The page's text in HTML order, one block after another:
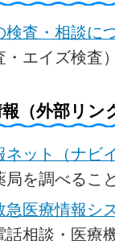
検査・相談に
エイズ検査）
報（外部リン
ネット（ナビイ
局を調べるこ
急医療情報シ
話相談・医療